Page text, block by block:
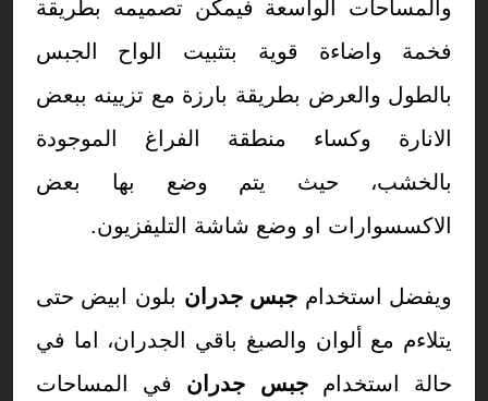
والمساحات الواسعة فيمكن تصميمه بطريقة
فخمة واضاءة قوية بتثبيت الواح الجبس
بالطول والعرض بطريقة بارزة مع تزيينه ببعض
الانارة وكساء منطقة الفراغ الموجودة
بالخشب، حيث يتم وضع بها بعض
الاكسسوارات او وضع شاشة التليفزيون.
ويفضل استخدام جبس جدران بلون ابيض حتى
يتلاءم مع ألوان والصبغ باقي الجدران، اما في
حالة استخدامجبس جدران في المساحات